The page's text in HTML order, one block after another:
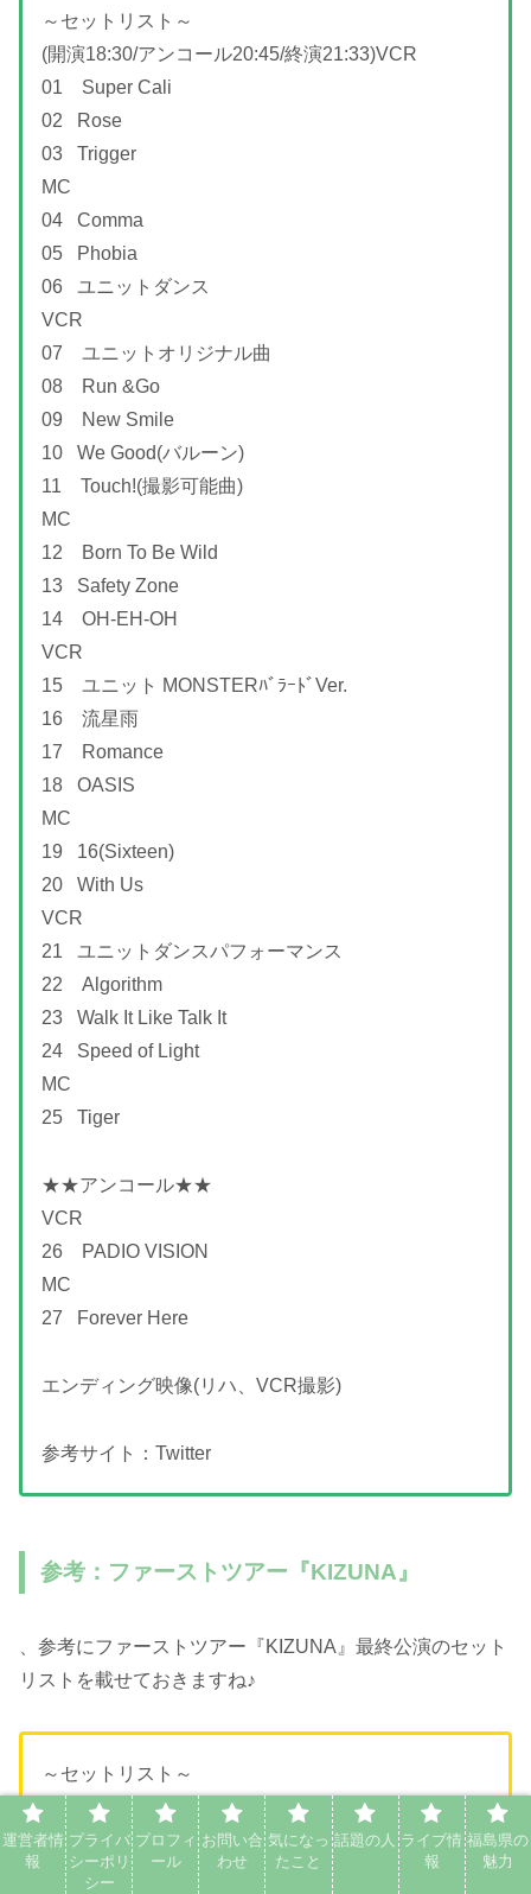
～セットリスト～
(開演18:30/アンコール20:45/終演21:33)VCR
01 Super Cali
02 Rose
03 Trigger
MC
04 Comma
05 Phobia
06 ユニットダンス
VCR
07 ユニットオリジナル曲
08 Run &Go
09 New Smile
10 We Good(バルーン)
11 Touch!(撮影可能曲)
MC
12 Born To Be Wild
13 Safety Zone
14 OH-EH-OH
VCR
15 ユニット MONSTERﾊﾞﾗｰﾄﾞVer.
16 流星雨
17 Romance
18 OASIS
MC
19 16(Sixteen)
20 With Us
VCR
21 ユニットダンスパフォーマンス
22 Algorithm
23 Walk It Like Talk It
24 Speed of Light
MC
25 Tiger
★★アンコール★★
VCR
26 PADIO VISION
MC
27 Forever Here
エンディング映像(リハ、VCR撮影)
参考サイト：Twitter
参考：ファーストツアー『KIZUNA』
、参考にファーストツアー『KIZUNA』最終公演のセット
リストを載せておきますね♪
～セットリスト～
(※2022.10.23/有明アリーナ)
01 Move The Soul
運営者情
報
プライバ
シーポリ
シー
プロフィ
ール
お問い合
わせ
気になっ
たこと
話題の人 ライブ情
報
福島県の
魅力